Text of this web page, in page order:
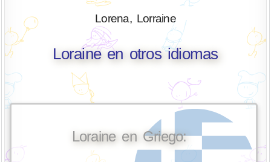
Lorena, Lorraine
Loraine en otros idiomas
Loraine en Griego: